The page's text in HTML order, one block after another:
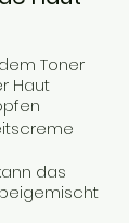
Toner
Haut
das